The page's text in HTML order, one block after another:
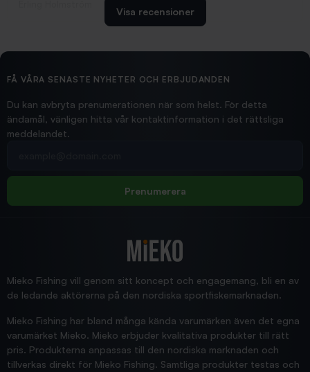
2026/02/19
Hittade exakt vad jag behövde. Snabb och bra...
Jensa
Visa recensioner
FÅ VÅRA SENASTE NYHETER OCH ERBJUDANDEN
Du kan avbryta prenumerationen när som helst. För detta
ändamål, vänligen hitta vår kontaktinformation i det rättsliga
meddelandet.
Prenumerera
Mieko Fishing vill genom sitt koncept och engagemang, bli en av
de ledande aktörerna på den nordiska sportfiskemarknaden.
Mieko Fishing har bland många kända varumärken även det egna
varumärket Mieko. Mieko erbjuder kvalitativa produkter till rätt
pris. Produkterna anpassas till den nordiska marknaden och
tillverkas direkt för Mieko Fishing. Samtliga produkter testas och